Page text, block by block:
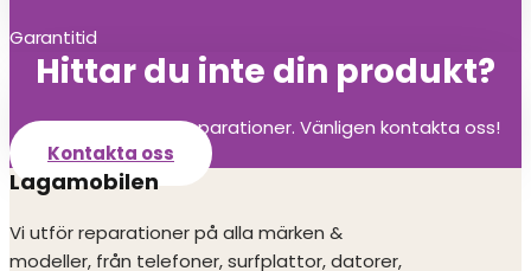
Garantitid
Hittar du inte din produkt?
Vi utför alla olika reparationer. Vänligen kontakta oss!
Kontakta oss
Lagamobilen
Vi utför reparationer på alla märken &
modeller, från telefoner, surfplattor, datorer,